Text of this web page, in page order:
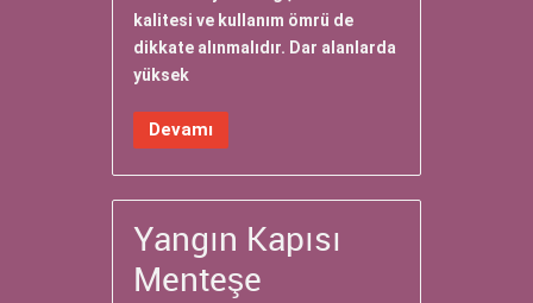
kalitesi ve kullanım ömrü de
dikkate alınmalıdır. Dar alanlarda
yüksek
Devamı
Yangın Kapısı
Menteşe